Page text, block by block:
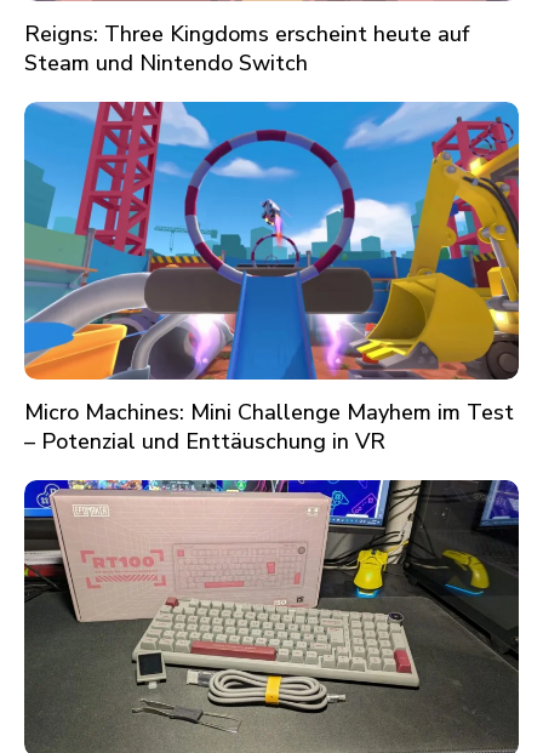
Reigns: Three Kingdoms erscheint heute auf
Steam und Nintendo Switch
Micro Machines: Mini Challenge Mayhem im Test
– Potenzial und Enttäuschung in VR